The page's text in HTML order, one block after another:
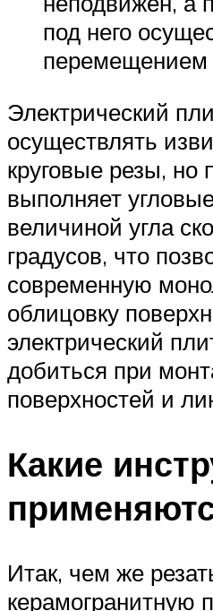
под него
перемещением
Электрический
осуществлять
круговые резы, но
выполняет
величиной угла
градусов, что
современную
облицовку
электрический
добиться при
поверхностей и
Какие
Итак, чем же
керамогранитную